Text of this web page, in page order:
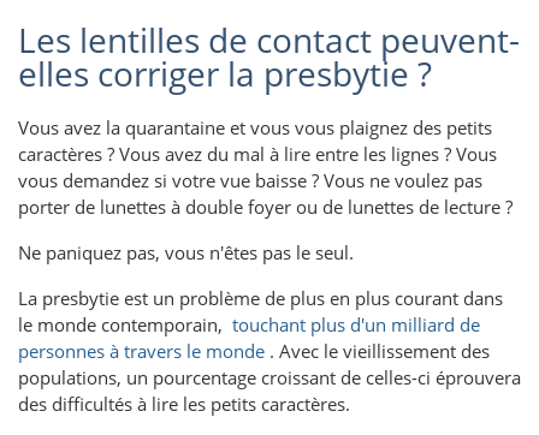
Les lentilles de contact peuvent-
elles corriger la presbytie ?
Vous avez la quarantaine et vous vous plaignez des petits
caractères ? Vous avez du mal à lire entre les lignes ? Vous
vous demandez si votre vue baisse ? Vous ne voulez pas
porter de lunettes à double foyer ou de lunettes de lecture ?
Ne paniquez pas, vous n'êtes pas le seul.
La presbytie est un problème de plus en plus courant dans
le monde contemporain, touchant plus d'un milliard de
personnes à travers le monde . Avec le vieillissement des
populations, un pourcentage croissant de celles-ci éprouvera
des difficultés à lire les petits caractères.